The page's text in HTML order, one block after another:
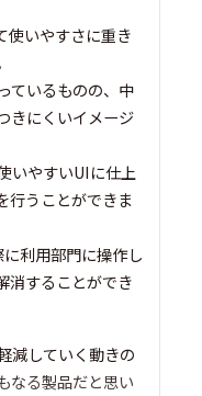
使いやすさに重き
ているものの、中
きにくいイメージ
いやすいUIに仕上
行うことができま
利用部門に操作し
消することができ
減していく動きの
なる製品だと思い